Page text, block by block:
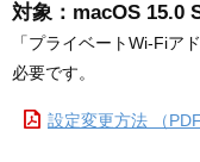
対象：macOS 15.0
「プライベートWi-Fiア
必要です。
設定変更方法 （